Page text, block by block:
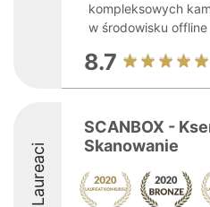
kompleksowych
w środowisku offline
8.7
Laureaci
SCANBOX -
Skanowanie